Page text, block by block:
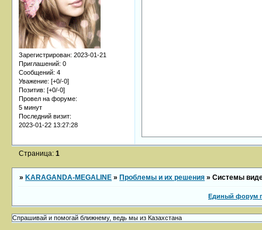
Зарегистрирован: 2023-01-21
Приглашений: 0
Сообщений: 4
Уважение: [+0/-0]
Позитив: [+0/-0]
Провел на форуме:
5 минут
Последний визит:
2023-01-22 13:27:28
Страница:1
» KARAGANDA-MEGALINE » Проблемы и их решения »Системы
Единый форум
Спрашивай и помогай ближнему, ведь мы из Казахстана